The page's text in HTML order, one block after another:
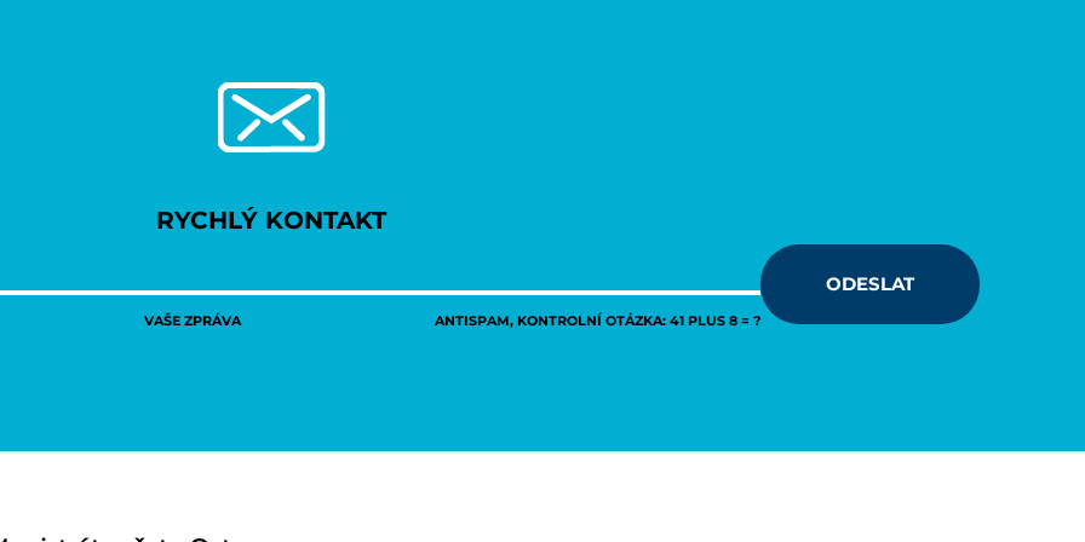
RYCHLÝ KONTAKT
VAŠE ZPRÁVA ANTISPAM, KONTROLNÍ OTÁZKA: 41 PLUS 8 = ?
ODESLAT